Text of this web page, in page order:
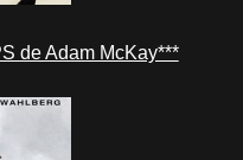
de Adam McKay***